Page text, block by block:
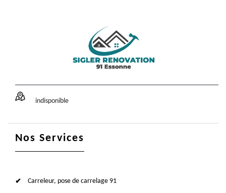
indisponible
Nos Services
Carreleur, pose de carrelage 91